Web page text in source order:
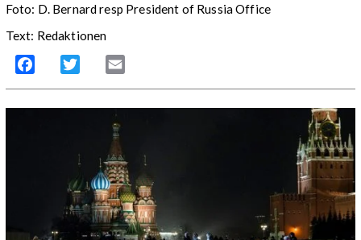
Foto: D. Bernard resp President of Russia Office
Text: Redaktionen
Facebook Twitter